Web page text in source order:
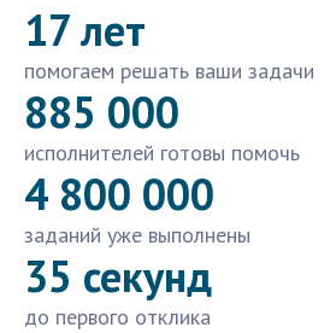
17 лет
помогаем решать ваши задачи
885 000
исполнителей готовы помочь
4 800 000
заданий уже выполнены
35 секунд
до первого отклика